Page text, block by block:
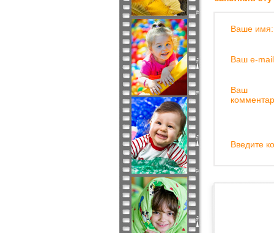
Ваше имя:
Ваш e-
Ваш
Введите